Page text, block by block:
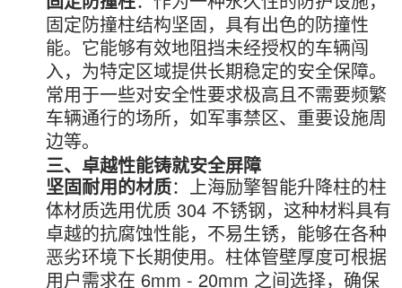
固定防撞柱结构坚固，具有出色的防撞性
能。它能够有效地阻挡未经授权的车辆闯
入，为特定区域提供长期稳定的安全保障。
常用于一些对安全性要求极高且不需要频繁
车辆通行的场所，如军事禁区、重要设施周
边等。
三、卓越性能铸就安全屏障
坚固耐用的材质：上海励擎智能升降柱的柱
体材质选用优质 304 不锈钢，这种材料具有
卓越的抗腐蚀性能，不易生锈，能够在各种
恶劣环境下长期使用。柱体管壁厚度可根据
用户需求在 6mm - 20mm 之间选择，确保